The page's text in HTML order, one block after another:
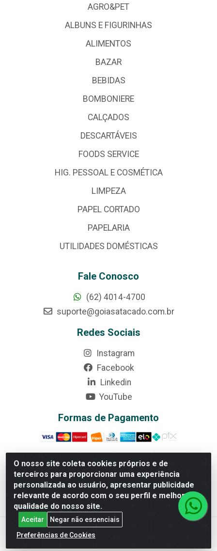
O nosso site coleta cookies próprios e de
terceiros para proporcionar uma experiência
personalizada ao usuário, apresentar publicidade
relevante de acordo com o seu perfil e melhorar a
qualidade do nosso site.
Aceitar
Negar não essenciais
Preferências de Cookies
AGRO&PET
ALBUNS E FIGURINHAS
ALIMENTOS
BAZAR
BEBIDAS
BOMBONIERE
CALÇADOS
DESCARTÁVEIS
FOODS SERVICE
HIG. PESSOAL E COSMÉTICA
LIMPEZA
PAPEL CORTADO
PAPELARIA
UTILIDADES DOMÉSTICAS
Fale Conosco
(62) 4014-4700
suporte@goiasatacado.com.br
Redes Sociais
Instagram
Facebook
Linkedin
YouTube
Formas de Pagamento
Rede Brasil - Avenida Universitária, nº 3860, Jardim das
Américas II Etapa - Anápolis/GO - CEP 75070-415 -
CNPJ 07.728.073/0002-24